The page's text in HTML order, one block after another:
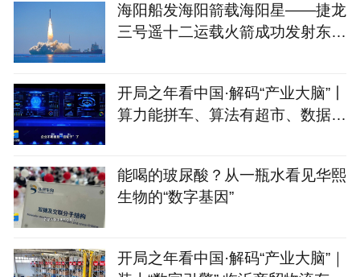
海阳船发海阳箭载海阳星——捷龙
三号遥十二运载火箭成功发射东方
开局之年看中国·解码“产业大脑”丨
算力能拼车、算法有超市、数据不
能喝的玻尿酸？从一瓶水看见华熙
生物的“数字基因”
开局之年看中国·解码“产业大脑”｜